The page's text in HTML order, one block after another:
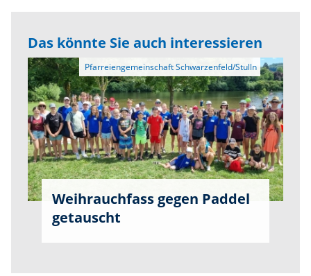
Das könnte Sie auch interessieren
Pfarreiengemeinschaft Schwarzenfeld/Stulln
Weihrauchfass gegen Paddel
getauscht